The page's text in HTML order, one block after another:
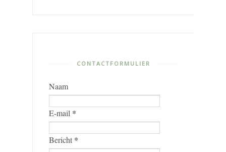
CONTACTFORMULIER
Naam
E-mail *
Bericht *